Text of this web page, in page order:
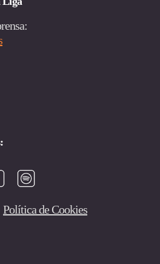
Política de Cookies